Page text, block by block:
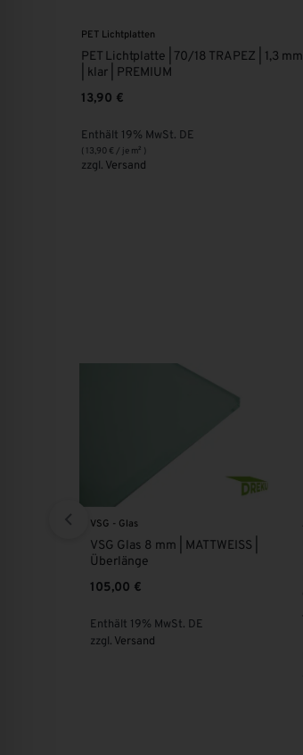
PET Lichtplatten
PET Lichtplatte | 70/18 TRAPEZ | 1,3 mm
| klar | PREMIUM
13,90 €
Enthält 19% MwSt. DE
( 13,90 € / je m² )
zzgl. Versand
Aluminium Vierkant
U-Profil Aluminium
25x25x25 für Paneel 150×20
etc.
12,90€